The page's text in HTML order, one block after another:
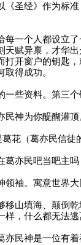
《圣经》作为标
一个人都设立
赋异禀，才华出
开窗户的钥匙，
得成功。
些资料。第三
神为你醍醐灌顶
花（葛亦民信
亦民吧当吧主吗
袖。寓意世界大
山填海、颠倒
，什么都无法逃
民神是一位有